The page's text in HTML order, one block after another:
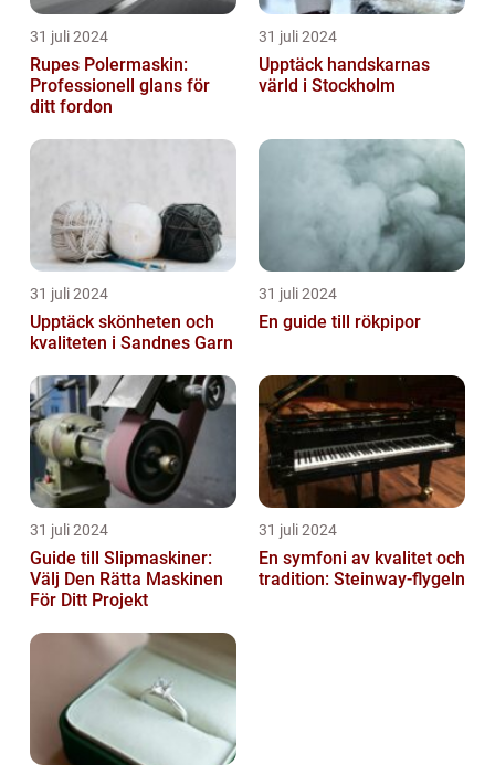
31 juli 2024
Rupes Polermaskin:
Professionell glans för
ditt fordon
31 juli 2024
Upptäck handskarnas
värld i Stockholm
31 juli 2024
Upptäck skönheten och
kvaliteten i Sandnes Garn
31 juli 2024
En guide till rökpipor
31 juli 2024
Guide till Slipmaskiner:
Välj Den Rätta Maskinen
För Ditt Projekt
31 juli 2024
En symfoni av kvalitet och
tradition: Steinway-flygeln